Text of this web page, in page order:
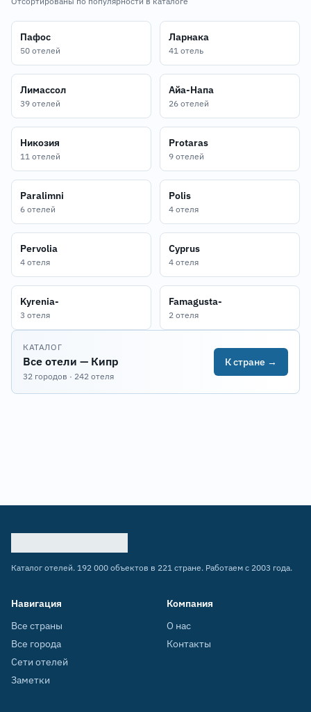
Пафос
50 отелей
Ларнака
41 отель
Лимассол
39 отелей
Айа-Напа
26 отелей
Никозия
11 отелей
Protaras
9 отелей
Paralimni
6 отелей
Polis
4 отеля
Pervolia
4 отеля
Cyprus
4 отеля
Kyrenia-
3 отеля
Famagusta-
2 отеля
КАТАЛОГ
Все отели — Кипр
32 городов · 242 отеля
К стране →
Каталог отелей. 192 000 объектов в 221 стране. Работаем с 2003 года.
Навигация
Все страны
Все города
Сети отелей
Заметки
Компания
О нас
Контакты